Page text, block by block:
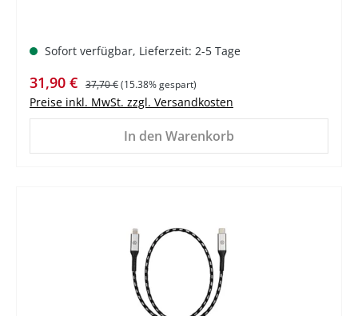
Sofort verfügbar, Lieferzeit: 2-5 Tage
Verkaufspreis:
31,90 € Regulärer Preis:
37,70 €(15.38% gespart)
Preise inkl. MwSt. zzgl. Versandkosten
In den Warenkorb